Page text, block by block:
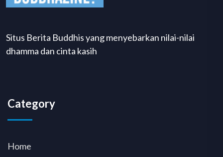
Situs Berita Buddhis yang menyebarkan nilai-nilai
dhamma dan cinta kasih
Category
Home